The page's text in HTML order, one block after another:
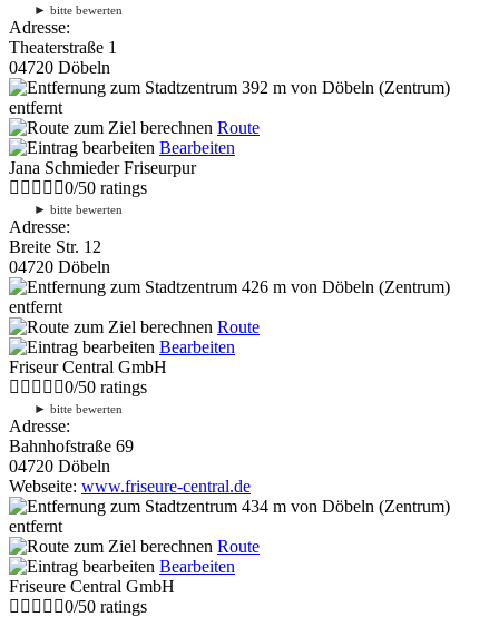
► bitte bewerten
Adresse:
Theaterstraße 1
04720 Döbeln
392 m von Döbeln (Zentrum)
entfernt
Route
Bearbeiten
Jana Schmieder Friseurpur
0/50 ratings
► bitte bewerten
Adresse:
Breite Str. 12
04720 Döbeln
426 m von Döbeln (Zentrum)
entfernt
Route
Bearbeiten
Friseur Central GmbH
0/50 ratings
► bitte bewerten
Adresse:
Bahnhofstraße 69
04720 Döbeln
Webseite: www.friseure-central.de
434 m von Döbeln (Zentrum)
entfernt
Route
Bearbeiten
Friseure Central GmbH
0/50 ratings